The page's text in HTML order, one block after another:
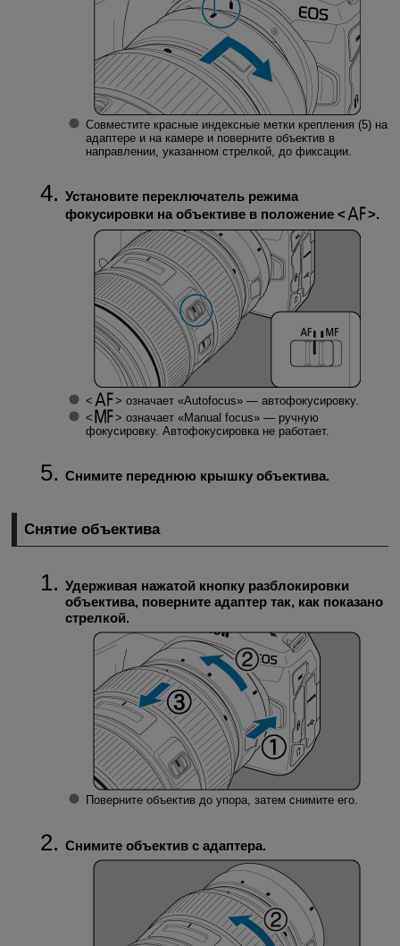
Совместите красные индексные метки крепления (5) на
адаптере и на камере и поверните объектив в
направлении, указанном стрелкой, до фиксации.
Установите переключатель режима
фокусировки на объективе в положение
.
означает «Autofocus» — автофокусировку.
означает «Manual focus» — ручную
фокусировку. Автофокусировка не работает.
Снимите переднюю крышку объектива.
Снятие объектива
Удерживая нажатой кнопку разблокировки
объектива, поверните адаптер так, как показано
стрелкой.
Поверните объектив до упора, затем снимите его.
Снимите объектив с адаптера.